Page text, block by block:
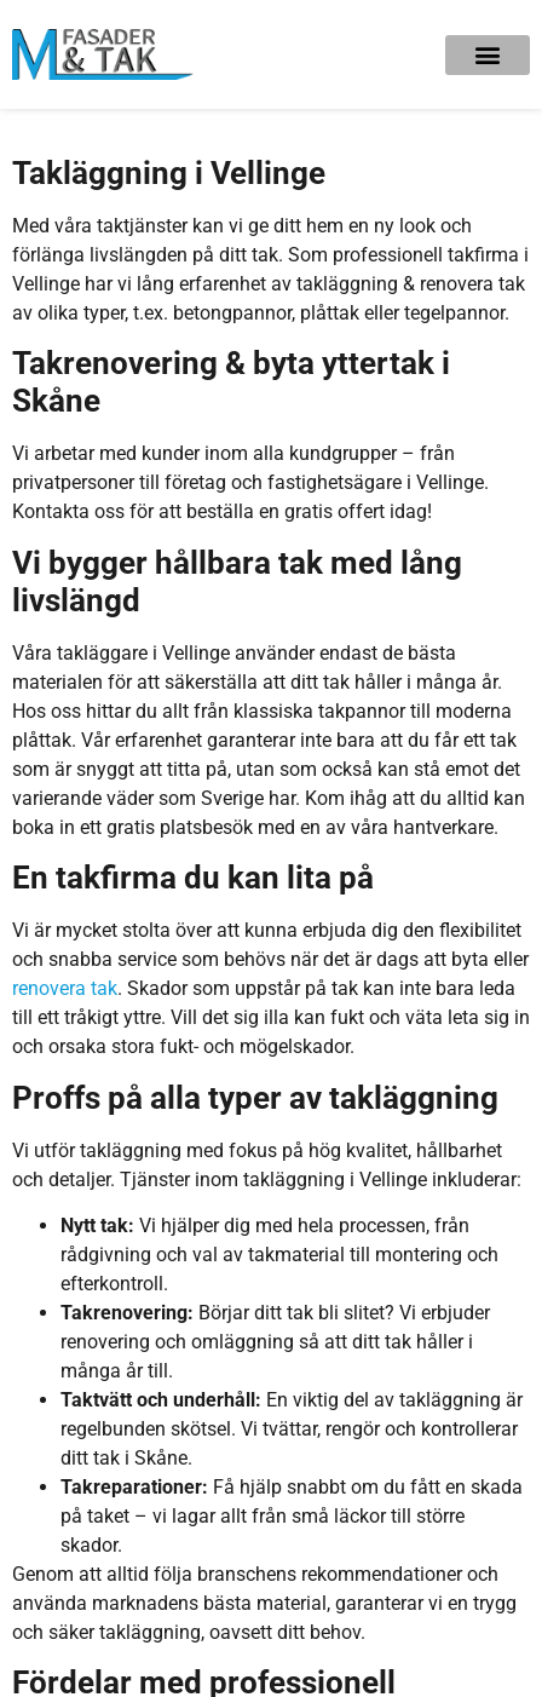
Takläggning i Vellinge
Med våra taktjänster kan vi ge ditt hem en ny look och
förlänga livslängden på ditt tak. Som professionell takfirma i
Vellinge har vi lång erfarenhet av takläggning & renovera tak
av olika typer, t.ex. betongpannor, plåttak eller tegelpannor.
Takrenovering & byta yttertak i
Skåne
Vi arbetar med kunder inom alla kundgrupper – från
privatpersoner till företag och fastighetsägare i Vellinge.
Kontakta oss för att beställa en gratis offert idag!
Vi bygger hållbara tak med lång
livslängd
Våra takläggare i Vellinge använder endast de bästa
materialen för att säkerställa att ditt tak håller i många år.
Hos oss hittar du allt från klassiska takpannor till moderna
plåttak. Vår erfarenhet garanterar inte bara att du får ett tak
som är snyggt att titta på, utan som också kan stå emot det
varierande väder som Sverige har. Kom ihåg att du alltid kan
boka in ett gratis platsbesök med en av våra hantverkare.
En takfirma du kan lita på
Vi är mycket stolta över att kunna erbjuda dig den flexibilitet
och snabba service som behövs när det är dags att byta eller
renovera tak. Skador som uppstår på tak kan inte bara leda
till ett tråkigt yttre. Vill det sig illa kan fukt och väta leta sig in
och orsaka stora fukt- och mögelskador.
Proffs på alla typer av takläggning
Vi utför takläggning med fokus på hög kvalitet, hållbarhet
och detaljer. Tjänster inom takläggning i Vellinge inkluderar:
Nytt tak: Vi hjälper dig med hela processen, från
rådgivning och val av takmaterial till montering och
efterkontroll.
Takrenovering: Börjar ditt tak bli slitet? Vi erbjuder
renovering och omläggning så att ditt tak håller i
många år till.
Taktvätt och underhåll: En viktig del av takläggning är
regelbunden skötsel. Vi tvättar, rengör och kontrollerar
ditt tak i Skåne.
Takreparationer: Få hjälp snabbt om du fått en skada
på taket – vi lagar allt från små läckor till större
skador.
Genom att alltid följa branschens rekommendationer och
använda marknadens bästa material, garanterar vi en trygg
och säker takläggning, oavsett ditt behov.
Fördelar med professionell